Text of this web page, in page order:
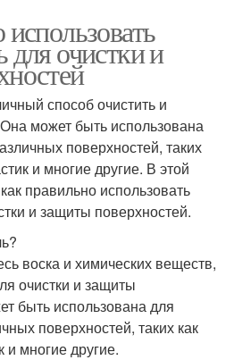
очистки и
способ очистить и
может быть использована
поверхностей, таких
и многие другие. В этой
правильно использовать
и защиты поверхностей.
воска и химических веществ,
очистки и защиты
быть использована для
поверхностей, таких как
и многие другие.